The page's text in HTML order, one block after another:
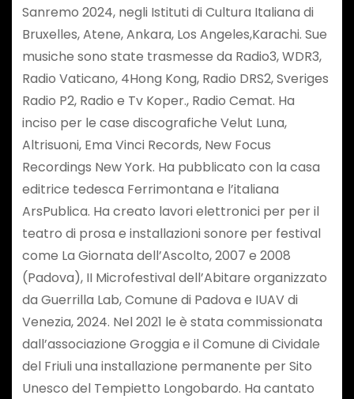
Sanremo 2024, negli Istituti di Cultura Italiana di
Bruxelles, Atene, Ankara, Los Angeles,Karachi. Sue
musiche sono state trasmesse da Radio3, WDR3,
Radio Vaticano, 4Hong Kong, Radio DRS2, Sveriges
Radio P2, Radio e Tv Koper., Radio Cemat. Ha
inciso per le case discografiche Velut Luna,
Altrisuoni, Ema Vinci Records, New Focus
Recordings New York. Ha pubblicato con la casa
editrice tedesca Ferrimontana e l’italiana
ArsPublica. Ha creato lavori elettronici per per il
teatro di prosa e installazioni sonore per festival
come La Giornata dell’Ascolto, 2007 e 2008
(Padova), II Microfestival dell’Abitare organizzato
da Guerrilla Lab, Comune di Padova e IUAV di
Venezia, 2024. Nel 2021 le è stata commissionata
dall’associazione Groggia e il Comune di Cividale
del Friuli una installazione permanente per Sito
Unesco del Tempietto Longobardo. Ha cantato